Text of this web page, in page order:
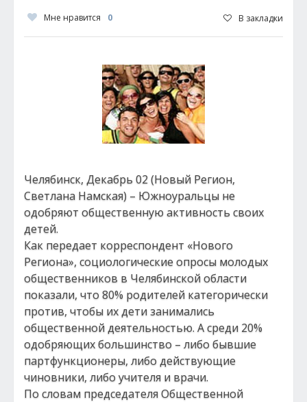
Мне нравится 0 В закладки
Челябинск, Декабрь 02 (Новый Регион,
Светлана Намская) – Южноуральцы не
одобряют общественную активность своих
детей.
Как передает корреспондент «Нового
Региона», социологические опросы молодых
общественников в Челябинской области
показали, что 80% родителей категорически
против, чтобы их дети занимались
общественной деятельностью. А среди 20%
одобряющих большинство – либо бывшие
партфункционеры, либо действующие
чиновники, либо учителя и врачи.
По словам председателя Общественной